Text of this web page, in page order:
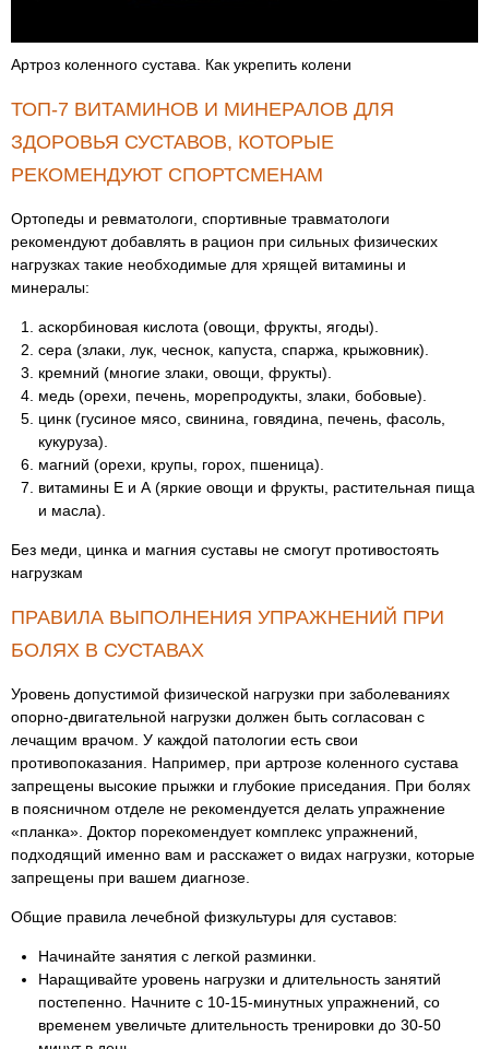
Артроз коленного сустава. Как укрепить колени
ТОП-7 ВИТАМИНОВ И МИНЕРАЛОВ ДЛЯ
ЗДОРОВЬЯ СУСТАВОВ, КОТОРЫЕ
РЕКОМЕНДУЮТ СПОРТСМЕНАМ
Ортопеды и ревматологи, спортивные травматологи
рекомендуют добавлять в рацион при сильных физических
нагрузках такие необходимые для хрящей витамины и
минералы:
аскорбиновая кислота (овощи, фрукты, ягоды).
сера (злаки, лук, чеснок, капуста, спаржа, крыжовник).
кремний (многие злаки, овощи, фрукты).
медь (орехи, печень, морепродукты, злаки, бобовые).
цинк (гусиное мясо, свинина, говядина, печень, фасоль,
кукуруза).
магний (орехи, крупы, горох, пшеница).
витамины Е и А (яркие овощи и фрукты, растительная пища
и масла).
Без меди, цинка и магния суставы не смогут противостоять
нагрузкам
ПРАВИЛА ВЫПОЛНЕНИЯ УПРАЖНЕНИЙ ПРИ
БОЛЯХ В СУСТАВАХ
Уровень допустимой физической нагрузки при заболеваниях
опорно-двигательной нагрузки должен быть согласован с
лечащим врачом. У каждой патологии есть свои
противопоказания. Например, при артрозе коленного сустава
запрещены высокие прыжки и глубокие приседания. При болях
в поясничном отделе не рекомендуется делать упражнение
«планка». Доктор порекомендует комплекс упражнений,
подходящий именно вам и расскажет о видах нагрузки, которые
запрещены при вашем диагнозе.
Общие правила лечебной физкультуры для суставов:
Начинайте занятия с легкой разминки.
Наращивайте уровень нагрузки и длительность занятий
постепенно. Начните с 10-15-минутных упражнений, со
временем увеличьте длительность тренировки до 30-50